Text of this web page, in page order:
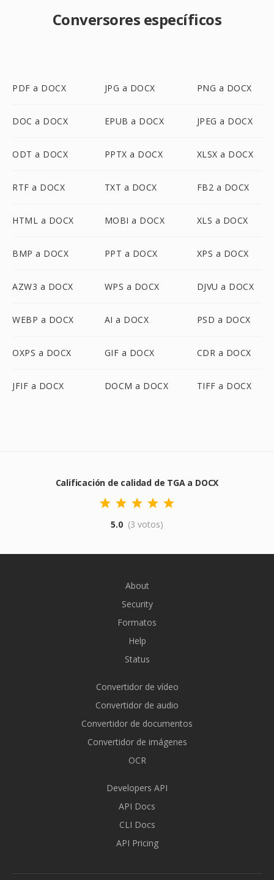
Conversores específicos
PDF a DOCX JPG a DOCX PNG a DOCX
DOC a DOCX EPUB a DOCX JPEG a DOCX
ODT a DOCX PPTX a DOCX XLSX a DOCX
RTF a DOCX TXT a DOCX FB2 a DOCX
HTML a DOCX MOBI a DOCX XLS a DOCX
BMP a DOCX PPT a DOCX XPS a DOCX
AZW3 a DOCX WPS a DOCX DJVU a DOCX
WEBP a DOCX AI a DOCX PSD a DOCX
OXPS a DOCX GIF a DOCX CDR a DOCX
JFIF a DOCX DOCM a DOCX TIFF a DOCX
Calificación de calidad de TGA a DOCX
5.0 (3 votos)
About
Security
Formatos
Help
Status
Convertidor de vídeo
Convertidor de audio
Convertidor de documentos
Convertidor de imágenes
OCR
Developers API
API Docs
CLI Docs
API Pricing